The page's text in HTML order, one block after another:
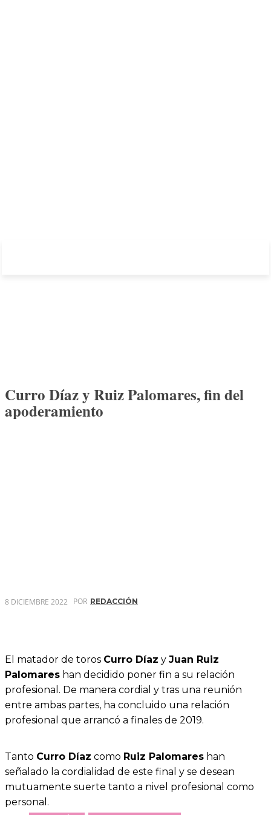
Curro Díaz y Ruiz Palomares, fin del
apoderamiento
8 DICIEMBRE 2022 POR REDACCIÓN
El matador de toros Curro Díaz y Juan Ruiz
Palomares han decidido poner fin a su relación
profesional. De manera cordial y tras una reunión
entre ambas partes, ha concluido una relación
profesional que arrancó a finales de 2019.
Tanto Curro Díaz como Ruiz Palomares han
señalado la cordialidad de este final y se desean
mutuamente suerte tanto a nivel profesional como
personal.